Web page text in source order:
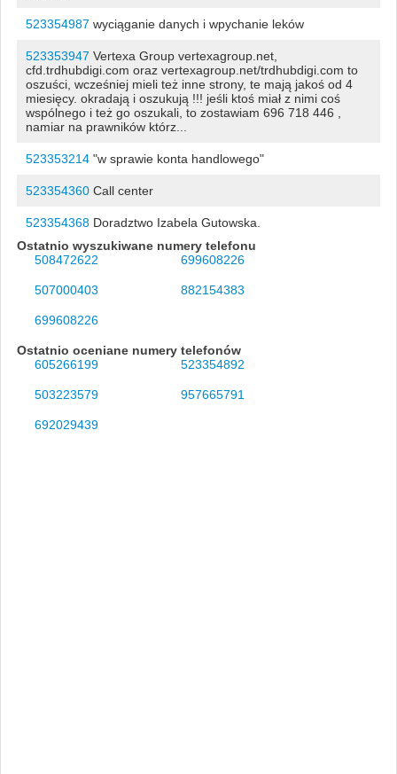
523354987 wyciąganie danych i wpychanie leków
523353947 Vertexa Group vertexagroup.net,
cfd.trdhubdigi.com oraz vertexagroup.net/trdhubdigi.com to
oszuści, wcześniej mieli też inne strony, te mają jakoś od 4
miesięcy. okradają i oszukują !!! jeśli ktoś miał z nimi coś
wspólnego i też go oszukali, to zostawiam 696 718 446 ,
namiar na prawników którz...
523353214"w sprawie konta handlowego"
523354360Call center
523354368Doradztwo Izabela Gutowska.
Ostatnio wyszukiwane numery telefonu
508472622
699608226
507000403 882154383
699608226
Ostatnio oceniane numery telefonów
605266199
523354892
503223579 957665791
692029439